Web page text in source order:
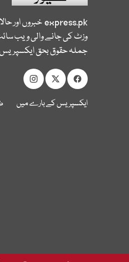
express.pkخبروں اور
وزٹ کی جانے والی ویب
جملہ حقوق بحق
ایکسپریس کے بارے میں